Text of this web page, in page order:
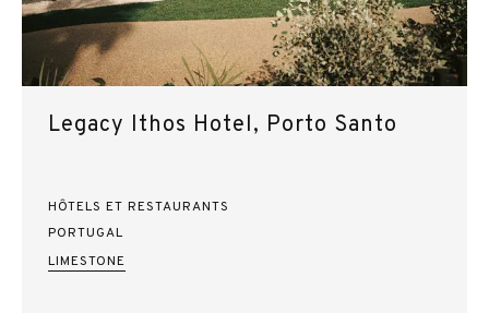
Legacy Ithos Hotel, Porto Santo
HÔTELS ET RESTAURANTS
PORTUGAL
LIMESTONE